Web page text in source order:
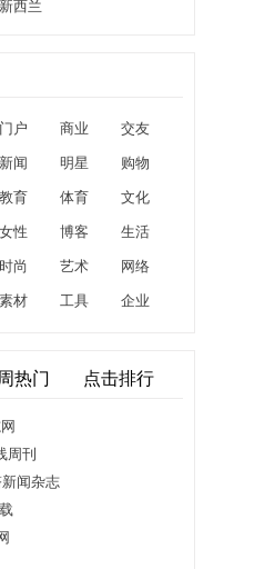
新西兰
门户 商业 交友
新闻 明星 购物
教育 体育 文化
女性 博客 生活
时尚 艺术 网络
素材 工具 企业
热门 点击排行
周刊
闻杂志